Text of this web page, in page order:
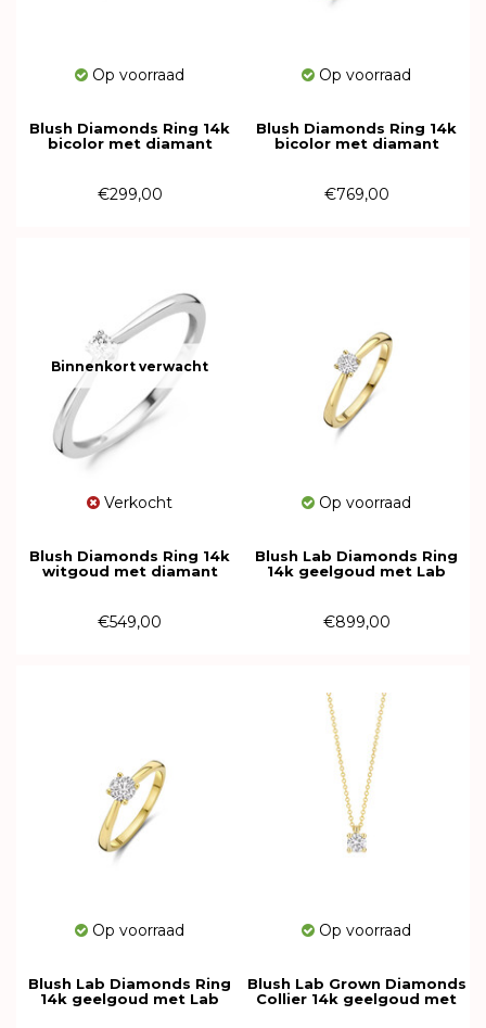
Op voorraad
Blush Diamonds Ring 14k
bicolor met diamant
€299,00
Op voorraad
Blush Diamonds Ring 14k
bicolor met diamant
€769,00
Binnenkort verwacht
Verkocht
Blush Diamonds Ring 14k
witgoud met diamant
€549,00
Op voorraad
Blush Lab Diamonds Ring
14k geelgoud met Lab
€899,00
Op voorraad
Blush Lab Diamonds Ring
14k geelgoud met Lab
Op voorraad
Blush Lab Grown Diamonds
Collier 14k geelgoud met